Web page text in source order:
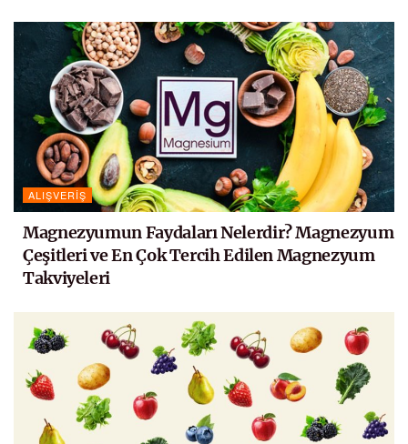
ALIŞVERIŞ
Magnezyumun Faydaları Nelerdir? Magnezyum
Çeşitleri ve En Çok Tercih Edilen Magnezyum
Takviyeleri